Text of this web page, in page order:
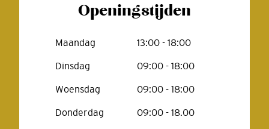
Openingstijden
Maandag 13:00 - 18:00
Dinsdag 09:00 - 18:00
Woensdag 09:00 - 18:00
Donderdag 09:00 - 18.00